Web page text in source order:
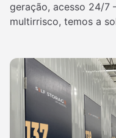
geração, acesso 24/7
multirrisco, temos a